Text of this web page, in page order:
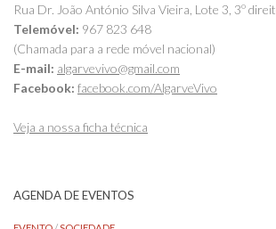
Rua Dr. João António Silva Vieira, Lote 3, 3º
Telemóvel: 967 823 648
(Chamada para a rede móvel nacional)
E-mail: algarvevivo@gmail.com
Facebook: facebook.com/AlgarveVivo
Veja a nossa ficha técnica
AGENDA DE EVENTOS